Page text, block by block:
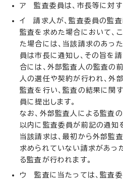
ア 監査委員は、市長等に対す
イ 請求人が、監査委員の監
監査を求めた場合において、
た場合には、当該請求のあっ
員は市長に通知し、その旨を
合には、外部監査人の監査の
人の選任や契約が行われ、外
監査を行い、監査の結果に関
員に提出します。
なお、外部監査人による監査
以内に監査委員が前記の通知
当該請求は、最初から外部監
求められていない請求があっ
る監査が行われます。
ウ 監査に当たっては、監査